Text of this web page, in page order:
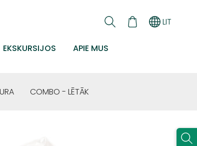
EKSKURSIJOS APIE MUS
LIT
COMBO - LĒTĀK